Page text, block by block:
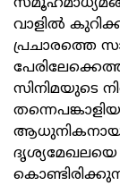
വാളിൽ
പ്രചാരത്തെ
സിനിമയുടെ
ആധുനികനായ
ദൃശ്യമേഖലയെ